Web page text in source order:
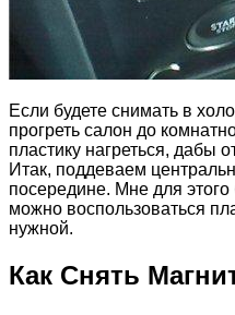
Если будете снимать в
прогреть салон до
пластику нагреться, дабы
Итак, поддеваем
посередине. Мне для этого
можно воспользоваться
нужной.
Как Снять